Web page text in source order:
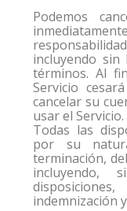
Podemos
incluyendo sin
términos. Al
Servicio
cancelar su
usar el Servicio.
Todas las
por su
terminación,
incluyendo,
indemnización